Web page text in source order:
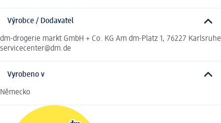
Výrobce / Dodavatel
dm-drogerie markt GmbH + Co. KG Am dm-Platz 1, 76227 Karlsruhe
servicecenter@dm.de
Vyrobeno v
Německo